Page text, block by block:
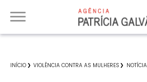
INÍCIO VIOLÊNCIA CONTRA AS MULHERES